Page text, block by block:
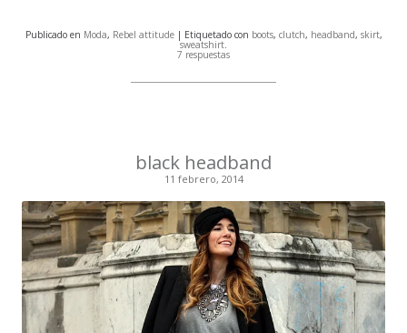
Publicado en Moda, Rebel attitude| Etiquetado con boots, clutch, headband, skirt,
sweatshirt.
7 respuestas
black headband
11 febrero, 2014